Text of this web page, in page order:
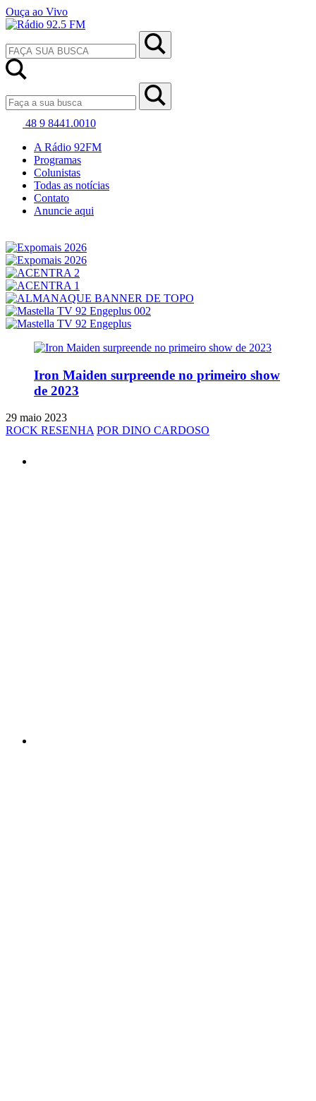
Ouça ao Vivo
48 9 8441.0010
A Rádio 92FM
Programas
Colunistas
Todas as notícias
Contato
Anuncie aqui
Iron Maiden surpreende no primeiro show
de 2023
29 maio 2023
ROCK RESENHA POR DINO CARDOSO